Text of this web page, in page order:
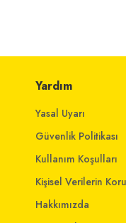
Yardım
Yasal Uyarı
Güvenlik Politikası
Kullanım Koşulları
Kişisel Verilerin
Hakkımızda